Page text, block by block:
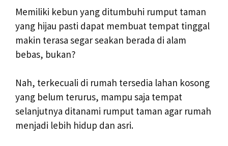
Memiliki kebun yang ditumbuhi rumput taman
yang hijau pasti dapat membuat tempat tinggal
makin terasa segar seakan berada di alam
bebas, bukan?
Nah, terkecuali di rumah tersedia lahan kosong
yang belum terurus, mampu saja tempat
selanjutnya ditanami rumput taman agar rumah
menjadi lebih hidup dan asri.